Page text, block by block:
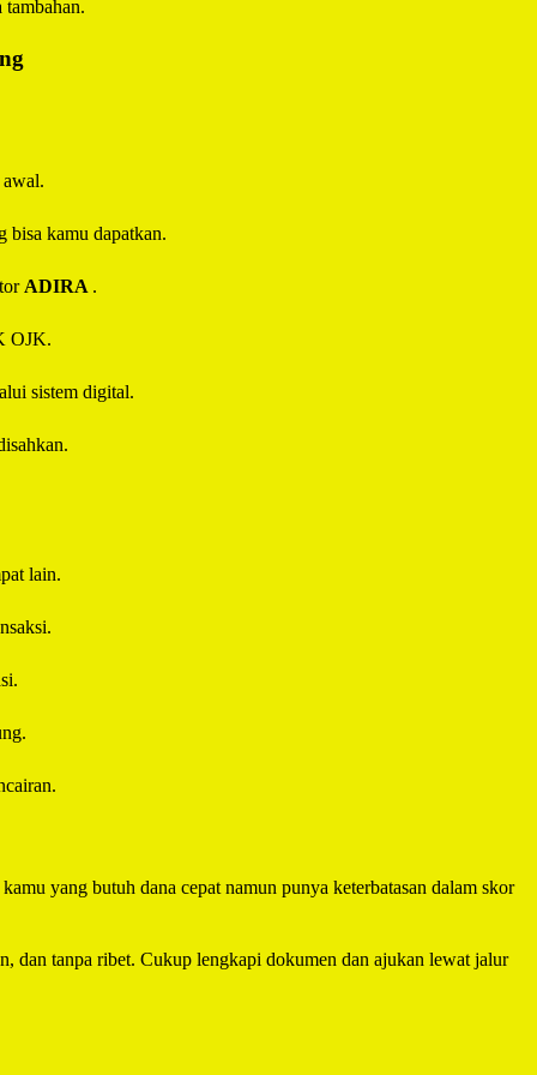
bisa kamu dapatkan.
ADIRA .
OJK.
sistem digital.
lain.
yang butuh dana cepat namun punya keterbatasan dalam skor
dan tanpa ribet. Cukup lengkapi dokumen dan ajukan lewat jalur